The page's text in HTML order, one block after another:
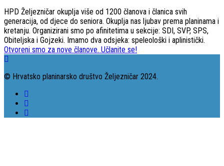
HPD Željezničar okuplja više od 1200 članova i članica svih
generacija, od djece do seniora. Okuplja nas ljubav prema planinama i
kretanju. Organizirani smo po afinitetima u sekcije: SDI, SVP, SPS,
Obiteljska i Gojzeki. Imamo dva odsjeka: speleološki i aplinistički.
Otvoreni smo za nove članove. Učlanite se!
© Hrvatsko planinarsko društvo Željezničar 2024.